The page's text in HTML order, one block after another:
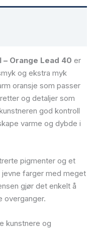
Orange Lead 40 er
og ekstra myk
oransje som passer
og detaljer som
god kontroll
varme og dybde i
pigmenter og et
jevne farger med meget
gjør det enkelt å
overganger.
kunstnere og